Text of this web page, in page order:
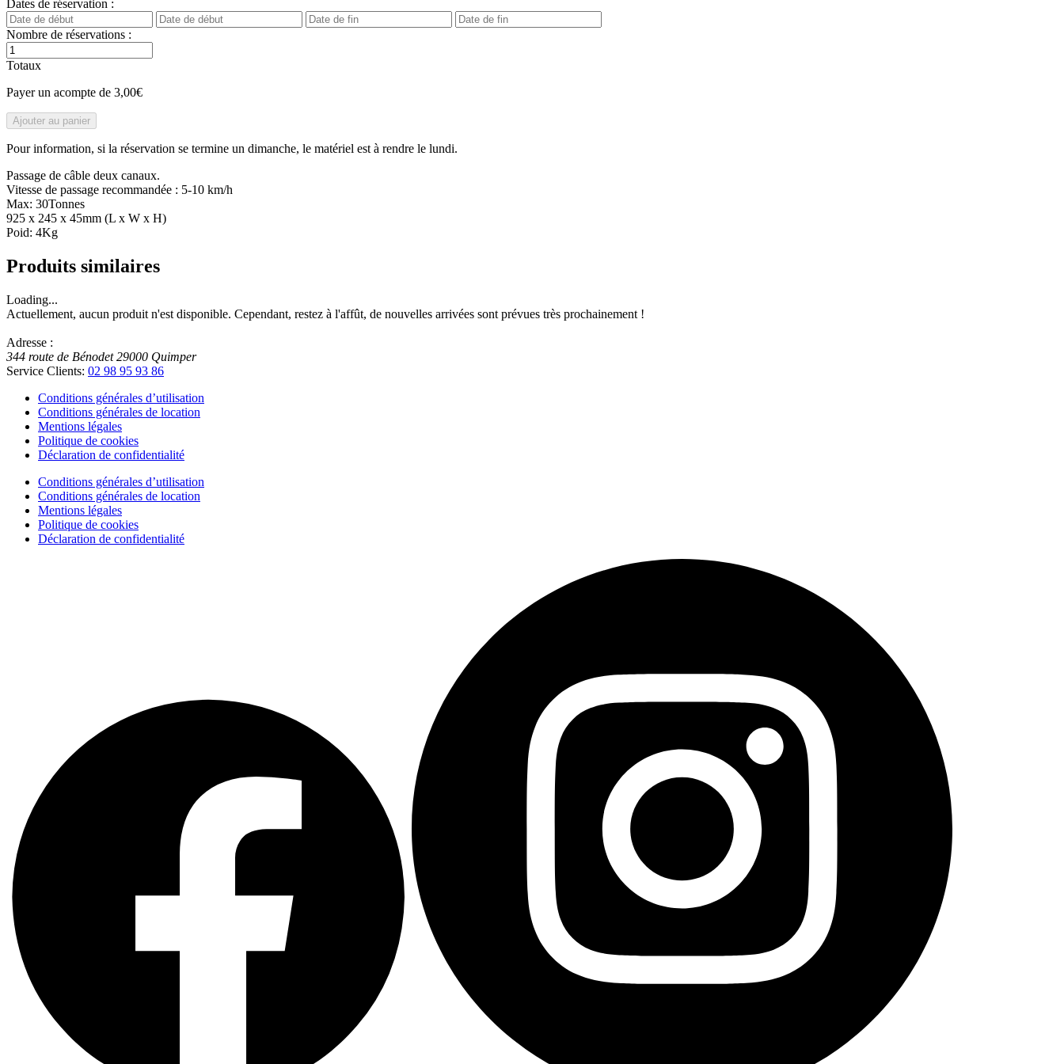
Dates de réservation :
Nombre de réservations :
Totaux
Payer un acompte de 3,00€
Ajouter au panier
Pour information, si la réservation se termine un dimanche, le matériel est à rendre le lundi.
Passage de câble deux canaux.
Vitesse de passage recommandée : 5-10 km/h
Max: 30Tonnes
925 x 245 x 45mm (L x W x H)
Poid: 4Kg
Produits similaires
Loading...
Actuellement, aucun produit n'est disponible. Cependant, restez à l'affût, de nouvelles arrivées sont prévues très prochainement !
Adresse :
344 route de Bénodet 29000 Quimper
Service Clients: 02 98 95 93 86
Conditions générales d’utilisation
Conditions générales de location
Mentions légales
Politique de cookies
Déclaration de confidentialité
Conditions générales d’utilisation
Conditions générales de location
Mentions légales
Politique de cookies
Déclaration de confidentialité